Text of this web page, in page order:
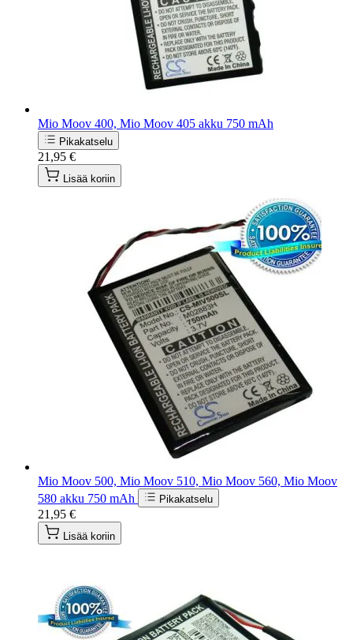
Mio Moov 400, Mio Moov 405 akku 750 mAh
Pikakatselu
21,95 €
Lisää koriin
Mio Moov 500, Mio Moov 510, Mio Moov 560, Mio Moov
580 akku 750 mAh
Pikakatselu
21,95 €
Lisää koriin